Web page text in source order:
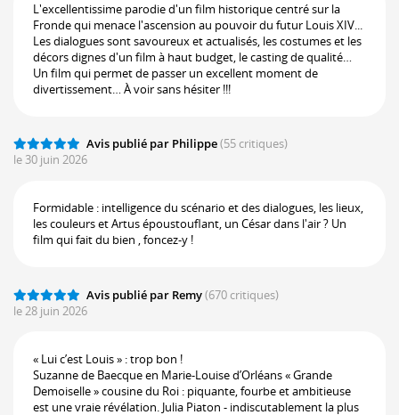
L'excellentissime parodie d'un film historique centré sur la
Fronde qui menace l'ascension au pouvoir du futur Louis XIV...
Les dialogues sont savoureux et actualisés, les costumes et les
décors dignes d'un film à haut budget, le casting de qualité…
Un film qui permet de passer un excellent moment de
divertissement… À voir sans hésiter !!!
Avis publié par Philippe(55 critiques)
le 30 juin 2026
Formidable : intelligence du scénario et des dialogues, les lieux,
les couleurs et Artus époustouflant, un César dans l'air ? Un
film qui fait du bien , foncez-y !
Avis publié par Remy(670 critiques)
le 28 juin 2026
« Lui c’est Louis » : trop bon !
Suzanne de Baecque en Marie-Louise d’Orléans « Grande
Demoiselle » cousine du Roi : piquante, fourbe et ambitieuse
est une vraie révélation. Julia Piaton - indiscutablement la plus